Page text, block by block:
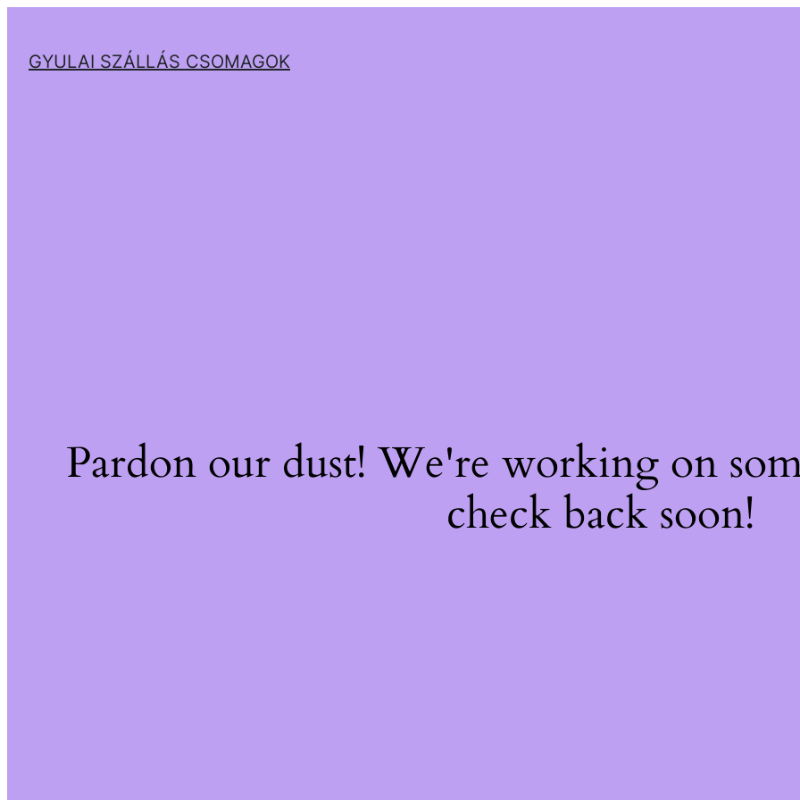
GYULAI SZÁLLÁS CSOMAGOK
Pardon our dust! We're working on
check back soon!